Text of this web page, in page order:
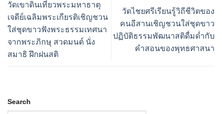
วัดเขาดินเที่ยวพระมหาธาตุ
เจดีย์เฉลิมพระเกียรติเชิญชวน
ใส่ชุดขาวฟังพระธรรมเทศนา
จากพระภิกษุ สวดมนต์ นั่ง
สมาธิ ฝึกฝนสติ
วัดไชยศรีเรียนรู้วิถีชีวิตของ
คนอีสานเชิญชวนใส่ชุดขาว
ปฏิบัติธรรมพัฒนาสติดื่มด่ำกับ
คำสอนของพุทธศาสนา
Search